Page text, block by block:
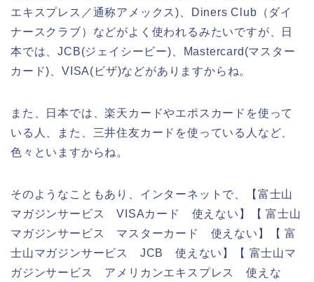
エキスプレス／通称アメックス)、Diners Club（ダイ
ナースクラブ）などがよく使われるみたいですが、日
本では、JCB(ジェイシービー)、Mastercard(マスター
カード)、VISA(ビザ)などがありますからね。
また、日本では、楽天カードやエポスカードを使って
いる人、また、三井住友カードを使っている人など、
色々といますからね。
そのようなこともあり、インターネットで、【富士山
マガジンサービス VISAカード 使えない】【 富士山
マガジンサービス マスターカード 使えない】【 富
士山マガジンサービス JCB 使えない】【 富士山マ
ガジンサービス アメリカンエキスプレス 使えな